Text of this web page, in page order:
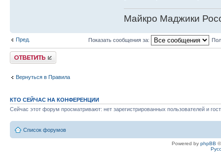
Майкро Маджики
Пред. Показать сообщения за:
Ответить
Вернуться в Правила
КТО СЕЙЧАС НА КОНФЕРЕНЦИИ
Сейчас этот форум просматривают: нет зарегистрированных пользователей и
Список форумов
Powered by phpBB